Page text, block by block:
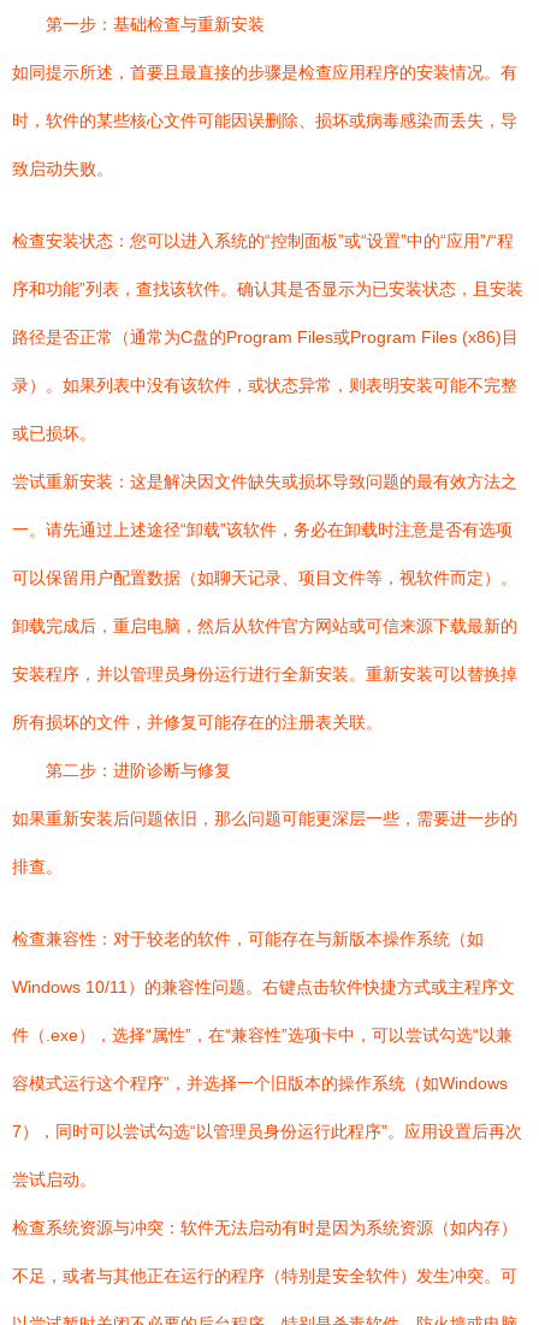
第一步：基础检查与重新安装
如同提示所述，首要且最直接的步骤是检查应用程序的安装情况。有
时，软件的某些核心文件可能因误删除、损坏或病毒感染而丢失，导
致启动失败。
检查安装状态：您可以进入系统的“控制面板”或“设置”中的“应用”/“程
序和功能”列表，查找该软件。确认其是否显示为已安装状态，且安装
路径是否正常（通常为C盘的Program Files或Program Files (x86)目
录）。如果列表中没有该软件，或状态异常，则表明安装可能不完整
或已损坏。
尝试重新安装：这是解决因文件缺失或损坏导致问题的最有效方法之
一。请先通过上述途径“卸载”该软件，务必在卸载时注意是否有选项
可以保留用户配置数据（如聊天记录、项目文件等，视软件而定）。
卸载完成后，重启电脑，然后从软件官方网站或可信来源下载最新的
安装程序，并以管理员身份运行进行全新安装。重新安装可以替换掉
所有损坏的文件，并修复可能存在的注册表关联。
第二步：进阶诊断与修复
如果重新安装后问题依旧，那么问题可能更深层一些，需要进一步的
排查。
检查兼容性：对于较老的软件，可能存在与新版本操作系统（如
Windows 10/11）的兼容性问题。右键点击软件快捷方式或主程序文
件（.exe），选择“属性”，在“兼容性”选项卡中，可以尝试勾选“以兼
容模式运行这个程序”，并选择一个旧版本的操作系统（如Windows
7），同时可以尝试勾选“以管理员身份运行此程序”。应用设置后再次
尝试启动。
检查系统资源与冲突：软件无法启动有时是因为系统资源（如内存）
不足，或者与其他正在运行的程序（特别是安全软件）发生冲突。可